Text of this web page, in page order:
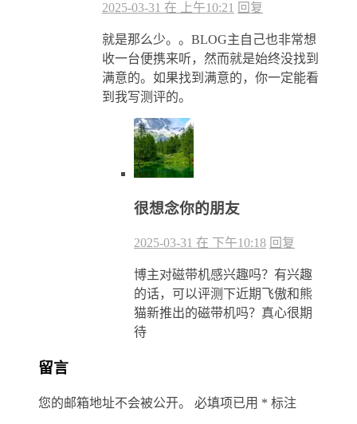
2025-03-31 在 上午10:21 回复
就是那么少。。BLOG主自己也非常想
收一台便携来听，然而就是始终没找到
满意的。如果找到满意的，你一定能看
到我写测评的。
很想念你的朋友
2025-03-31 在 下午10:18 回复
博主对磁带机感兴趣吗？有兴趣
的话，可以评测下近期飞傲和熊
猫新推出的磁带机吗？真心很期
待
留言
您的邮箱地址不会被公开。 必填项已用 * 标注